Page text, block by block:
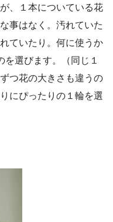
、１本についている花
事はなく。汚れていた
ていたり。何に使うか
選びます。（同じ１
つ花の大きさも違うの
にぴったりの１輪を選